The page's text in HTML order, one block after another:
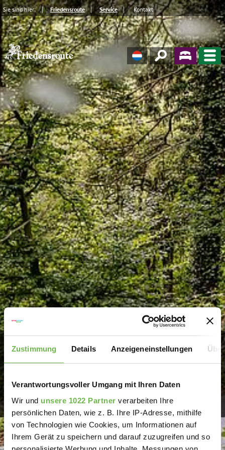
Zustimmung Details Anzeigeneinstellungen
Verantwortungsvoller Umgang mit Ihren Daten
Wir und unsere 1022 Partner verarbeiten Ihre
persönlichen Daten, wie z. B. Ihre IP-Adresse, mithilfe
von Technologien wie Cookies, um Informationen auf
Ihrem Gerät zu speichern und darauf zuzugreifen und so
Sie sind hier: Friedensroute Service Kontakt
Wir sind für Sie da!